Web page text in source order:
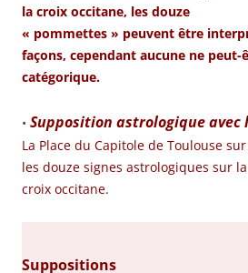
la croix occitane, les douze
« pommettes » peuvent être
façons, cependant aucune ne peut-
catégorique.
• Supposition astrologique avec
La Place du Capitole de Toulouse
les douze signes astrologiques sur
croix occitane.
Suppositions